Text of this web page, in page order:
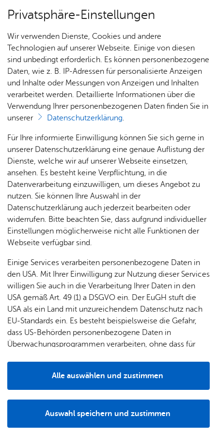
Heute
Alle Ter­mi­ne
Veranstaltungen im Graf-
Zeppelin-Haus
Sie finden hier alle Veranstaltungen im Graf-
Zeppelin-Haus.
Zur Listenansicht aller Termine
Erweiterte Suche
Graf-Zep­pe­lin-Haus TOP
Privatsphäre-Einstellungen
Wir verwenden Dienste, Cookies und andere
Technologien auf unserer Webseite. Einige von diesen
sind unbedingt erforderlich. Es können personenbezogene
Daten, wie z. B. IP-Adressen für personalisierte Anzeigen
und Inhalte oder Messungen von Anzeigen und Inhalten
verarbeitet werden. Detaillierte Informationen über die
Verwendung Ihrer personenbezogenen Daten finden Sie in
unserer
Datenschutzerklärung.
Für Ihre informierte Einwilligung können Sie sich gerne in
unserer Datenschutzerklärung eine genaue Auflistung der
Dienste, welche wir auf unserer Webseite einsetzen,
ansehen. Es besteht keine Verpflichtung, in die
Datenverarbeitung einzuwilligen, um dieses Angebot zu
nutzen. Sie können Ihre Auswahl in der
Datenschutzerklärung auch jederzeit bearbeiten oder
widerrufen. Bitte beachten Sie, dass aufgrund individueller
Einstellungen möglicherweise nicht alle Funktionen der
Webseite verfügbar sind.
Einige Services verarbeiten personenbezogene Daten in
den USA. Mit Ihrer Einwilligung zur Nutzung dieser Services
willigen Sie auch in die Verarbeitung Ihrer Daten in den
USA gemäß Art. 49 (1) a DSGVO ein. Der EuGH stuft die
USA als ein Land mit unzureichendem Datenschutz nach
EU-Standards ein. Es besteht beispielsweise die Gefahr,
dass US-Behörden personenbezogene Daten in
Überwachungsprogrammen verarbeiten, ohne dass für
Auswahl speichern und zustimmen
Alle auswählen und zustimmen